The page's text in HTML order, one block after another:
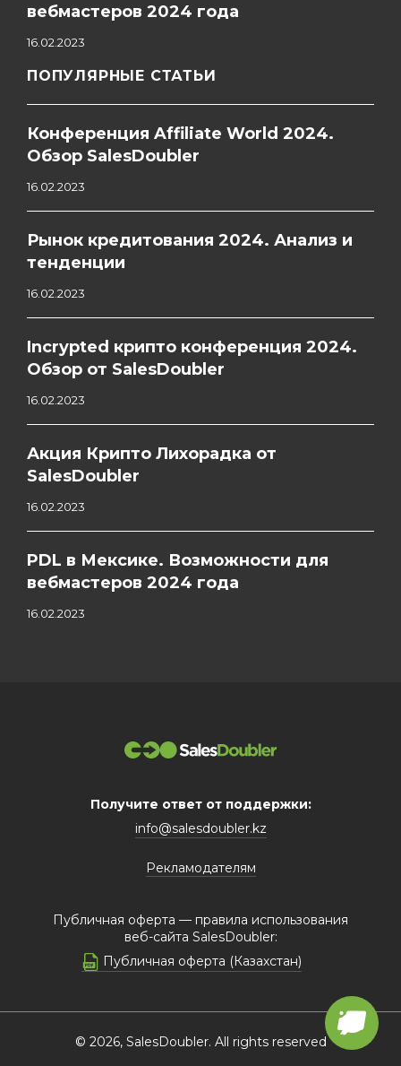
вебмастеров 2024 года
16.02.2023
ПОПУЛЯРНЫЕ СТАТЬИ
Конференция Affiliate World 2024.
Обзор SalesDoubler
16.02.2023
Рынок кредитования 2024. Анализ и
тенденции
16.02.2023
Incrypted крипто конференция 2024.
Обзор от SalesDoubler
16.02.2023
Акция Крипто Лихорадка от
SalesDoubler
16.02.2023
PDL в Мексике. Возможности для
вебмастеров 2024 года
16.02.2023
Получите ответ от поддержки:
info@salesdoubler.kz
Рекламодателям
Публичная оферта — правила использования
веб-сайта SalesDoubler:
Публичная оферта (Казахстан)
© 2026, SalesDoubler. All rights reserved